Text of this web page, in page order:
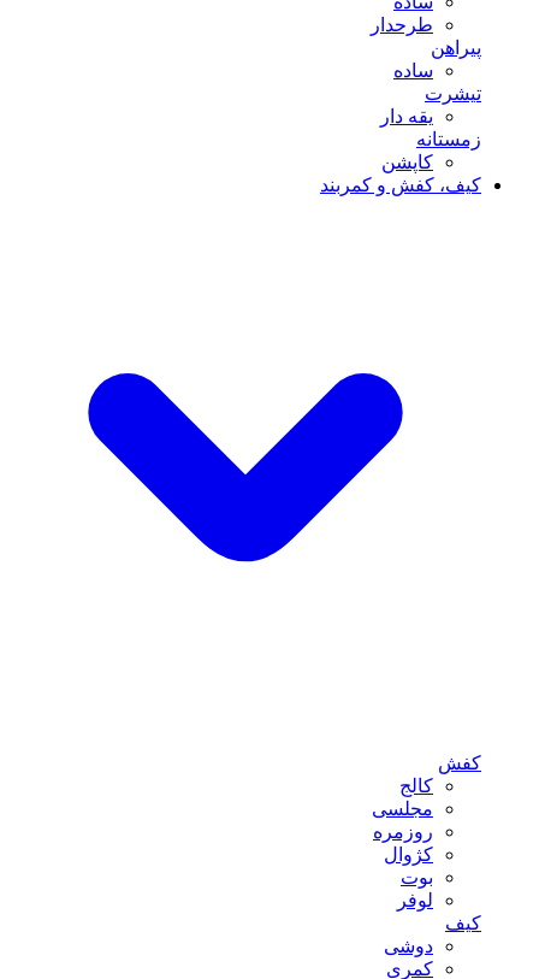
طرحدار
پیراهن
ساده
تیشرت
یقه دار
زمستانه
کاپشن
کیف، کفش و کمربند
کفش
کالج
مجلسی
روزمره
کژوال
بوت
لوفر
کیف
دوشی
کمری